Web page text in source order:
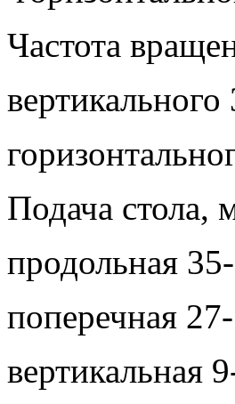
Частота
Подача стола,
продольная
поперечная
вертикальная